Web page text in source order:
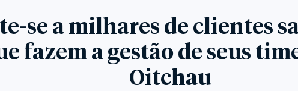
se a milhares de clientes
fazem a gestão de seus
Oitchau